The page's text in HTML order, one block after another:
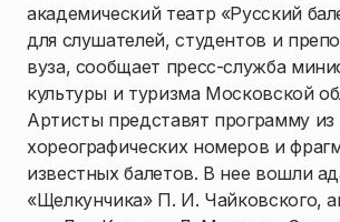
академический театр «Русский
для слушателей, студентов и
вуза, сообщает пресс-служба
культуры и туризма Московской
Артисты представят программу из
хореографических номеров и
известных балетов. В нее вошли
«Щелкунчика» П. И. Чайковского,